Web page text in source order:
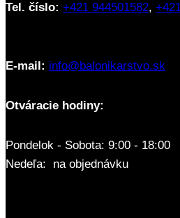
Tel. číslo: +421 944501582,
E-mail: info@balonikarstvo.sk
Otváracie hodiny:
Pondelok - Sobota: 9:00 - 18:00
Nedeľa: na objednávku